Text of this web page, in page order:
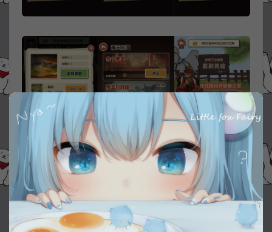
资源下载